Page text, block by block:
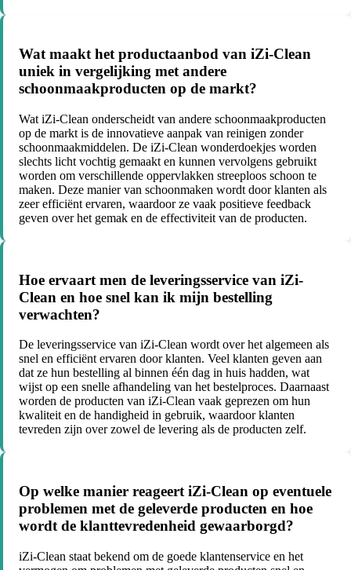
Wat maakt het productaanbod van iZi-Clean
uniek in vergelijking met andere
schoonmaakproducten op de markt?
Wat iZi-Clean onderscheidt van andere schoonmaakproducten
op de markt is de innovatieve aanpak van reinigen zonder
schoonmaakmiddelen. De iZi-Clean wonderdoekjes worden
slechts licht vochtig gemaakt en kunnen vervolgens gebruikt
worden om verschillende oppervlakken streeploos schoon te
maken. Deze manier van schoonmaken wordt door klanten als
zeer efficiënt ervaren, waardoor ze vaak positieve feedback
geven over het gemak en de effectiviteit van de producten.
Hoe ervaart men de leveringsservice van iZi-
Clean en hoe snel kan ik mijn bestelling
verwachten?
De leveringsservice van iZi-Clean wordt over het algemeen als
snel en efficiënt ervaren door klanten. Veel klanten geven aan
dat ze hun bestelling al binnen één dag in huis hadden, wat
wijst op een snelle afhandeling van het bestelproces. Daarnaast
worden de producten van iZi-Clean vaak geprezen om hun
kwaliteit en de handigheid in gebruik, waardoor klanten
tevreden zijn over zowel de levering als de producten zelf.
Op welke manier reageert iZi-Clean op eventuele
problemen met de geleverde producten en hoe
wordt de klanttevredenheid gewaarborgd?
iZi-Clean staat bekend om de goede klantenservice en het